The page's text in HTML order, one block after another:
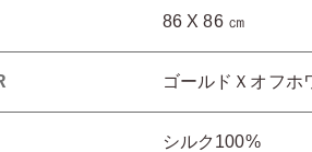
86 X 86 ㎝
ゴールドＸオフホ
シルク100%